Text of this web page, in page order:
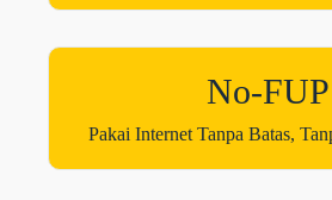
No-FUP
Pakai Internet Tanpa Batas,